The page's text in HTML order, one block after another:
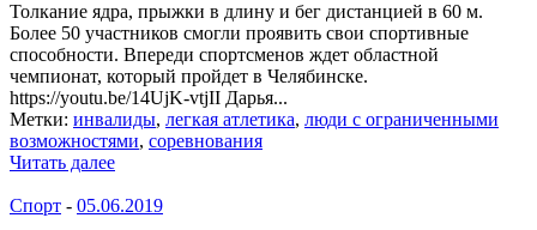
Толкание ядра, прыжки в длину и бег дистанцией в 60 м.
Более 50 участников смогли проявить свои спортивные
способности. Впереди спортсменов ждет областной
чемпионат, который пройдет в Челябинске.
https://youtu.be/14UjK-vtjII Дарья...
Метки: инвалиды, легкая атлетика, люди с ограниченными
возможностями, соревнования
Читать далее
Спорт - 05.06.2019